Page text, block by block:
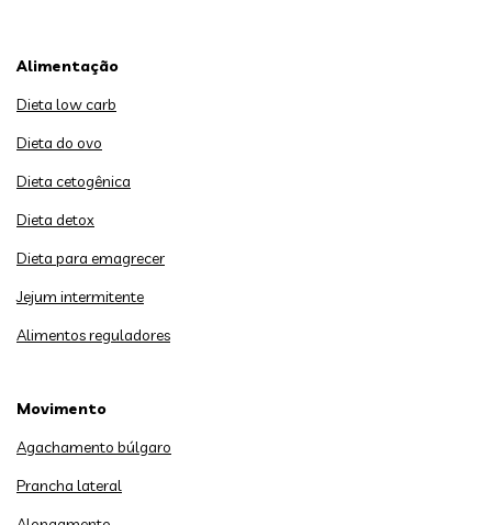
Alimentação
Dieta low carb
Dieta do ovo
Dieta cetogênica
Dieta detox
Dieta para emagrecer
Jejum intermitente
Alimentos reguladores
Movimento
Agachamento búlgaro
Prancha lateral